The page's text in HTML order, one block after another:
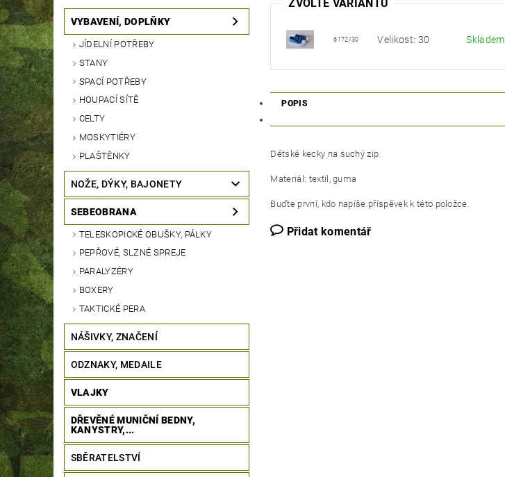
VYBAVENÍ, DOPLŇKY
JÍDELNÍ POTŘEBY
STANY
SPACÍ POTŘEBY
HOUPACÍ SÍTĚ
CELTY
MOSKYTIÉRY
PLAŠTĚNKY
NOŽE, DÝKY, BAJONETY
SEBEOBRANA
TELESKOPICKÉ OBUŠKY, PÁLKY
PEPŘOVÉ, SLZNÉ SPREJE
PARALYZÉRY
BOXERY
TAKTICKÉ PERA
NÁŠIVKY, ZNAČENÍ
ODZNAKY, MEDAILE
VLAJKY
DŘEVĚNÉ MUNIČNÍ BEDNY,
KANYSTRY,...
SBĚRATELSTVÍ
ZVOLTE VARIANTU
6172/30 Velikost: 30 Skladem
POPIS
Dětské kecky na suchý zip.
Materiál: textil, guma
Buďte první, kdo napíše příspěvek k této položce.
Přidat komentář